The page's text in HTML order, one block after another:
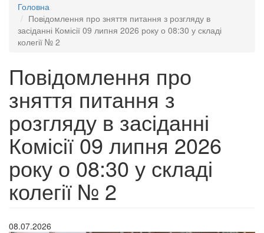
Головна
Повідомлення про зняття питання з розгляду в
засіданні Комісії 09 липня 2026 року о 08:30 у складі
колегії № 2
Повідомлення про
зняття питання з
розгляду в засіданні
Комісії 09 липня 2026
року о 08:30 у складі
колегії № 2
08.07.2026